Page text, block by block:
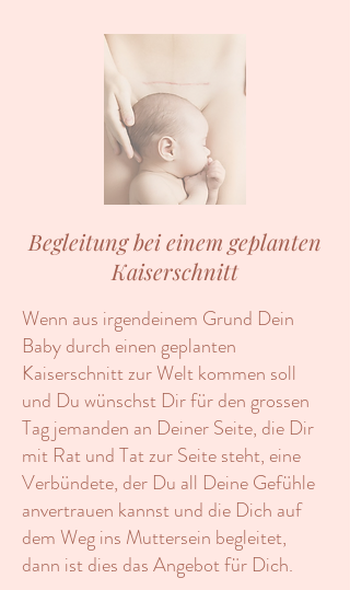
Begleitung bei einem geplanten
Kaiserschnitt
Wenn aus irgendeinem Grund Dein
Baby durch einen geplanten
Kaiserschnitt zur Welt kommen soll
und Du wünschst Dir für den grossen
Tag jemanden an Deiner Seite, die Dir
mit Rat und Tat zur Seite steht, eine
Verbündete, der Du all Deine Gefühle
anvertrauen kannst und die Dich auf
dem Weg ins Muttersein begleitet,
dann ist dies das Angebot für Dich.